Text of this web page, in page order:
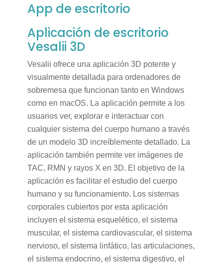
App de escritorio
Aplicación de escritorio
Vesalii 3D
Vesalii ofrece una aplicación 3D potente y
visualmente detallada para ordenadores de
sobremesa que funcionan tanto en Windows
como en macOS. La aplicación permite a los
usuarios ver, explorar e interactuar con
cualquier sistema del cuerpo humano a través
de un modelo 3D increíblemente detallado. La
aplicación también permite ver imágenes de
TAC, RMN y rayos X en 3D. El objetivo de la
aplicación es facilitar el estudio del cuerpo
humano y su funcionamiento. Los sistemas
corporales cubiertos por esta aplicación
incluyen el sistema esquelético, el sistema
muscular, el sistema cardiovascular, el sistema
nervioso, el sistema linfático, las articulaciones,
el sistema endocrino, el sistema digestivo, el